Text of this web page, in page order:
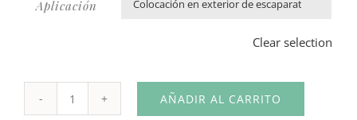
Aplicación
Clear selection
AÑADIR AL CARRITO